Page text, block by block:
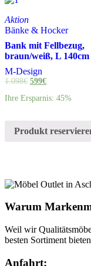
Aktion
Bänke & Hocker
Bank mit Fellbezug,
braun/weiß, L 140cm
M-Design
1.098€ 599€
Ihre Ersparnis: 45%
Produkt
Warum
Weil wir
besten Sortiment
Anfahrt: